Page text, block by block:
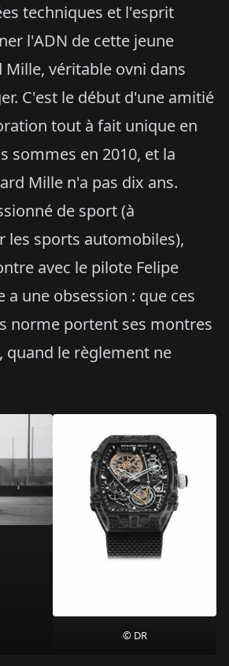
techniques et l'esprit
l'ADN de cette jeune
Mille, véritable ovni dans
C'est le début d'une amitié
tout à fait unique en
sommes en 2010, et la
Mille n'a pas dix ans.
de sport (à
les sports automobiles),
avec le pilote Felipe
a une obsession : que ces
norme portent ses montres
quand le règlement ne
© DR